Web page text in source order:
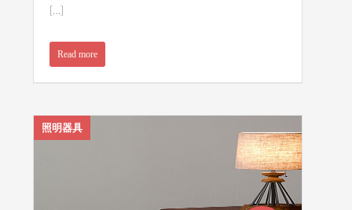
[…]
Read more
照明器具